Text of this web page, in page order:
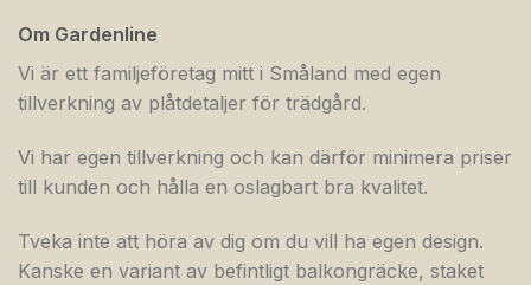
Om Gardenline
Vi är ett familjeföretag mitt i Småland med egen
tillverkning av plåtdetaljer för trädgård.
Vi har egen tillverkning och kan därför minimera priser
till kunden och hålla en oslagbart bra kvalitet.
Tveka inte att höra av dig om du vill ha egen design.
Kanske en variant av befintligt balkongräcke, staket